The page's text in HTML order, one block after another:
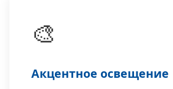
🎨
Акцентное освещение